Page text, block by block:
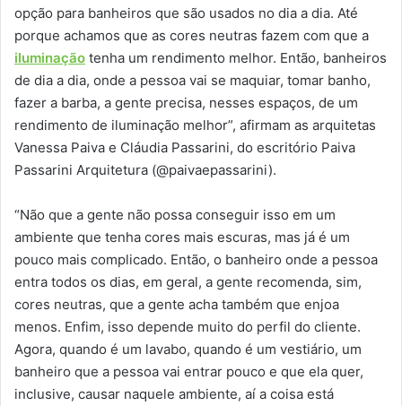
opção para banheiros que são usados no dia a dia. Até
porque achamos que as cores neutras fazem com que a
iluminação tenha um rendimento melhor. Então, banheiros
de dia a dia, onde a pessoa vai se maquiar, tomar banho,
fazer a barba, a gente precisa, nesses espaços, de um
rendimento de iluminação melhor”, afirmam as arquitetas
Vanessa Paiva e Cláudia Passarini, do escritório Paiva
Passarini Arquitetura (@paivaepassarini).
“Não que a gente não possa conseguir isso em um
ambiente que tenha cores mais escuras, mas já é um
pouco mais complicado. Então, o banheiro onde a pessoa
entra todos os dias, em geral, a gente recomenda, sim,
cores neutras, que a gente acha também que enjoa
menos. Enfim, isso depende muito do perfil do cliente.
Agora, quando é um lavabo, quando é um vestiário, um
banheiro que a pessoa vai entrar pouco e que ela quer,
inclusive, causar naquele ambiente, aí a coisa está